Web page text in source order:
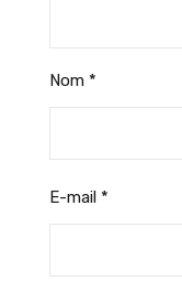
Nom *
E-mail *